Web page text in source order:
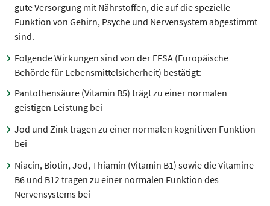
gute Versorgung mit Nährstoffen, die auf die spezielle
Funktion von Gehirn, Psyche und Nervensystem abgestimmt
sind.
Folgende Wirkungen sind von der EFSA (Europäische
Behörde für Lebensmittelsicherheit) bestätigt:
Pantothensäure (Vitamin B5) trägt zu einer normalen
geistigen Leistung bei
Jod und Zink tragen zu einer normalen kognitiven Funktion
bei
Niacin, Biotin, Jod, Thiamin (Vitamin B1) sowie die Vitamine
B6 und B12 tragen zu einer normalen Funktion des
Nervensystems bei